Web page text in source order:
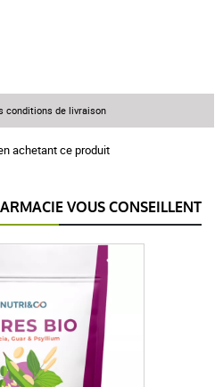
achetant ce produit
conditions de livraison
VOUS CONSEILLENT